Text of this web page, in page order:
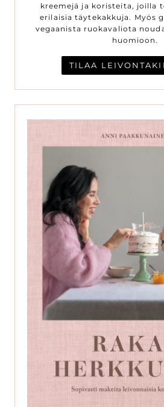
kreemejä ja koristeita, joilla
erilaisia täytekakkuja. Myös
vegaanista ruokavaliota
huomioon.
TILAA